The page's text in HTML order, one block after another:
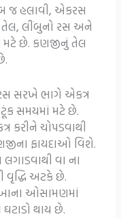
જ હલાવી, એકરસ
તેલ, લીંબુનો રસ અને
મટે છે. કણજીનું તેલ
સરખે ભાગે એકત્ર
સમયમાં મટે છે.
કરીને ચોપડવાથી
ફાયદાઓ વિશે.
વા ના
વૃદ્ધિ અટકે છે.
ઓસામણમાં
થાય છે.